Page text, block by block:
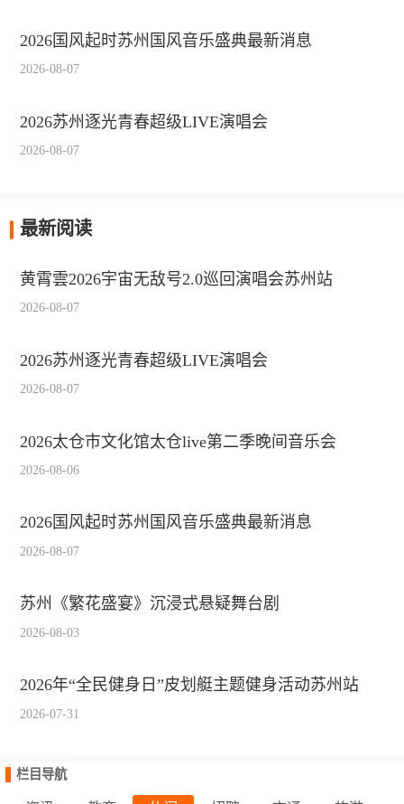
2026国风起时苏州国风音乐盛典最新消息
2026-08-07
2026苏州逐光青春超级LIVE演唱会
2026-08-07
最新阅读
黄霄雲2026宇宙无敌号2.0巡回演唱会苏州站
2026-08-07
2026苏州逐光青春超级LIVE演唱会
2026-08-07
2026太仓市文化馆太仓live第二季晚间音乐会
2026-08-06
2026国风起时苏州国风音乐盛典最新消息
2026-08-07
苏州《繁花盛宴》沉浸式悬疑舞台剧
2026-08-03
2026年“全民健身日”皮划艇主题健身活动苏州站
2026-07-31
栏目导航